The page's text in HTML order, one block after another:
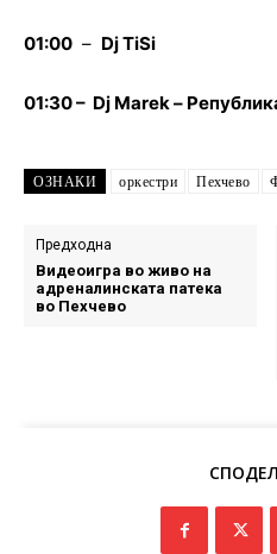
01:00 – Dj TiSi
01:30 – Dj Marek –
ОЗНАКИ оркестри Пехчево
Предходна
Видеоигра во живо на
адреналинската патека
во Пехчево